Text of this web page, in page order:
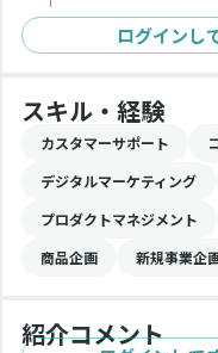
ログインし
スキル・経験
カスタマーサポート
デジタルマーケティング
プロダクトマネジメント
商品企画
新規事業企
紹介コメント